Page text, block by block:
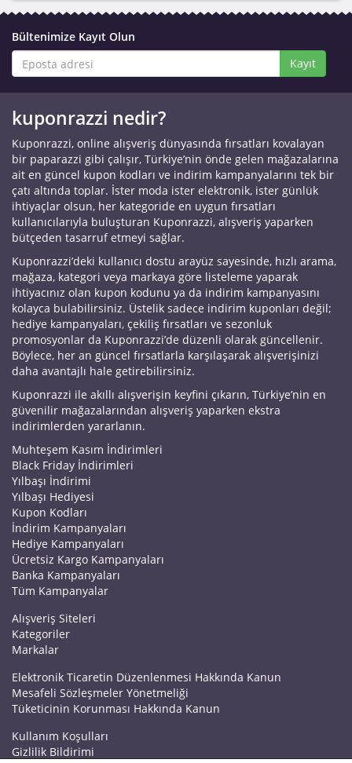
Bültenimize Kayıt Olun
Kayıt
kuponrazzi nedir?
Kuponrazzi, online alışveriş dünyasında fırsatları kovalayan
bir paparazzi gibi çalışır, Türkiye’nin önde gelen mağazalarına
ait en güncel kupon kodları ve indirim kampanyalarını tek bir
çatı altında toplar. İster moda ister elektronik, ister günlük
ihtiyaçlar olsun, her kategoride en uygun fırsatları
kullanıcılarıyla buluşturan Kuponrazzi, alışveriş yaparken
bütçeden tasarruf etmeyi sağlar.
Kuponrazzi’deki kullanıcı dostu arayüz sayesinde, hızlı arama,
mağaza, kategori veya markaya göre listeleme yaparak
ihtiyacınız olan kupon kodunu ya da indirim kampanyasını
kolayca bulabilirsiniz. Üstelik sadece indirim kuponları değil;
hediye kampanyaları, çekiliş fırsatları ve sezonluk
promosyonlar da Kuponrazzi’de düzenli olarak güncellenir.
Böylece, her an güncel fırsatlarla karşılaşarak alışverişinizi
daha avantajlı hale getirebilirsiniz.
Kuponrazzi ile akıllı alışverişin keyfini çıkarın, Türkiye’nin en
güvenilir mağazalarından alışveriş yaparken ekstra
indirimlerden yararlanın.
Muhteşem Kasım İndirimleri
Black Friday İndirimleri
Yılbaşı İndirimi
Yılbaşı Hediyesi
Kupon Kodları
İndirim Kampanyaları
Hediye Kampanyaları
Ücretsiz Kargo Kampanyaları
Banka Kampanyaları
Tüm Kampanyalar
Alışveriş Siteleri
Kategoriler
Markalar
Elektronik Ticaretin Düzenlenmesi Hakkında Kanun
Mesafeli Sözleşmeler Yönetmeliği
Tüketicinin Korunması Hakkında Kanun
Kullanım Koşulları
Gizlilik Bildirimi